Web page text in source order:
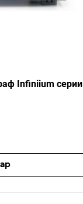
Infiniium серии